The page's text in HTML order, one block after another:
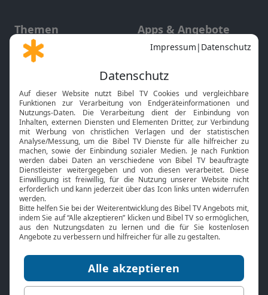
Themen
Gott und Bibel erklärt
Neuigkeiten
Apps & Angebote
Mobile App
Smart TV
HbbTV
Bibelthek Online-Bibel
Nächster Gottesdienst
Bibel TV
Über uns
Jobs
Mediadaten
Service
Kontakt
TV-Empfang